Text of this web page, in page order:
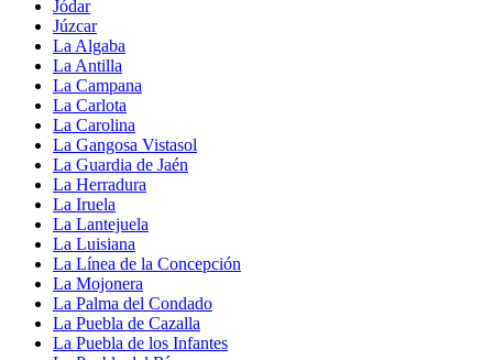
Jódar
Júzcar
La Algaba
La Antilla
La Campana
La Carlota
La Carolina
La Gangosa Vistasol
La Guardia de Jaén
La Herradura
La Iruela
La Lantejuela
La Luisiana
La Línea de la Concepción
La Mojonera
La Palma del Condado
La Puebla de Cazalla
La Puebla de los Infantes